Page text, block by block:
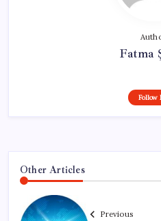
Fatma
Follow
Other Articles
Previous